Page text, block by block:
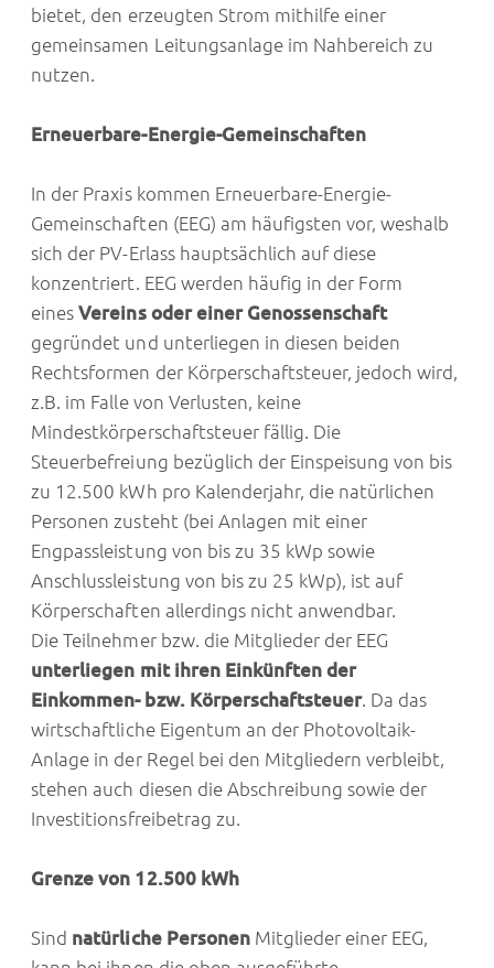
bietet, den erzeugten Strom mithilfe einer
gemeinsamen Leitungsanlage im Nahbereich zu
nutzen.
Erneuerbare-Energie-Gemeinschaften
In der Praxis kommen Erneuerbare-Energie-
Gemeinschaften (EEG) am häufigsten vor, weshalb
sich der PV-Erlass hauptsächlich auf diese
konzentriert. EEG werden häufig in der Form
einesVereins oder einer Genossenschaft
gegründet und unterliegen in diesen beiden
Rechtsformen der Körperschaftsteuer, jedoch wird,
z.B. im Falle von Verlusten, keine
Mindestkörperschaftsteuer fällig. Die
Steuerbefreiung bezüglich der Einspeisung von bis
zu 12.500 kWh pro Kalenderjahr, die natürlichen
Personen zusteht (bei Anlagen mit einer
Engpassleistung von bis zu 35 kWp sowie
Anschlussleistung von bis zu 25 kWp), ist auf
Körperschaften allerdings nicht anwendbar.
Die Teilnehmer bzw. die Mitglieder der EEG
unterliegen mit ihren Einkünften der
Einkommen- bzw. Körperschaftsteuer. Da das
wirtschaftliche Eigentum an der Photovoltaik-
Anlage in der Regel bei den Mitgliedern verbleibt,
stehen auch diesen die Abschreibung sowie der
Investitionsfreibetrag zu.
Grenze von 12.500 kWh
Sind natürliche PersonenMitglieder einer EEG,